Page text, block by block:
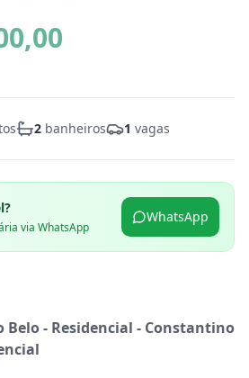
2 banheiros 1 vagas
via WhatsApp
WhatsApp
Belo - Residencial - Constantino